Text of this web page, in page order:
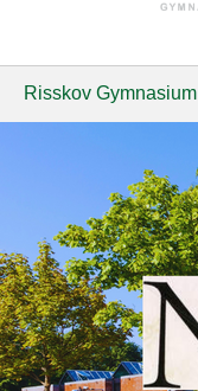
Risskov Gymnasium